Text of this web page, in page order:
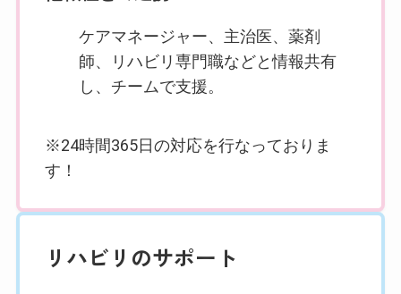
ケアマネージャー、主治医、薬剤
師、リハビリ専門職などと情報共有
し、チームで支援。
※24時間365日の対応を行なっておりま
す！
リハビリのサポート